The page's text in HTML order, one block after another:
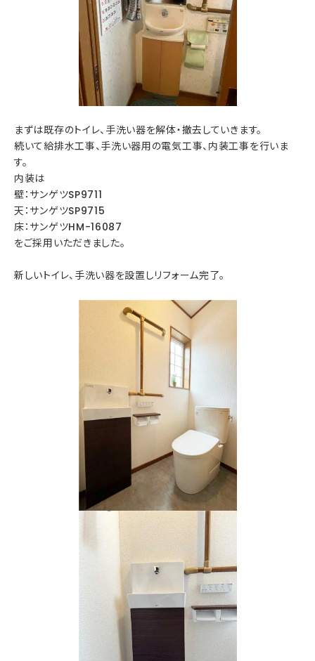
まずは既存のトイレ、手洗い器を解体・撤去していきます。
続いて給排水工事、手洗い器用の電気工事、内装工事を行いま
す。
内装は
壁：サンゲツSP9711
天：サンゲツSP9715
床：サンゲツHM-16087
をご採用いただきました。
新しいトイレ、手洗い器を設置しリフォーム完了。